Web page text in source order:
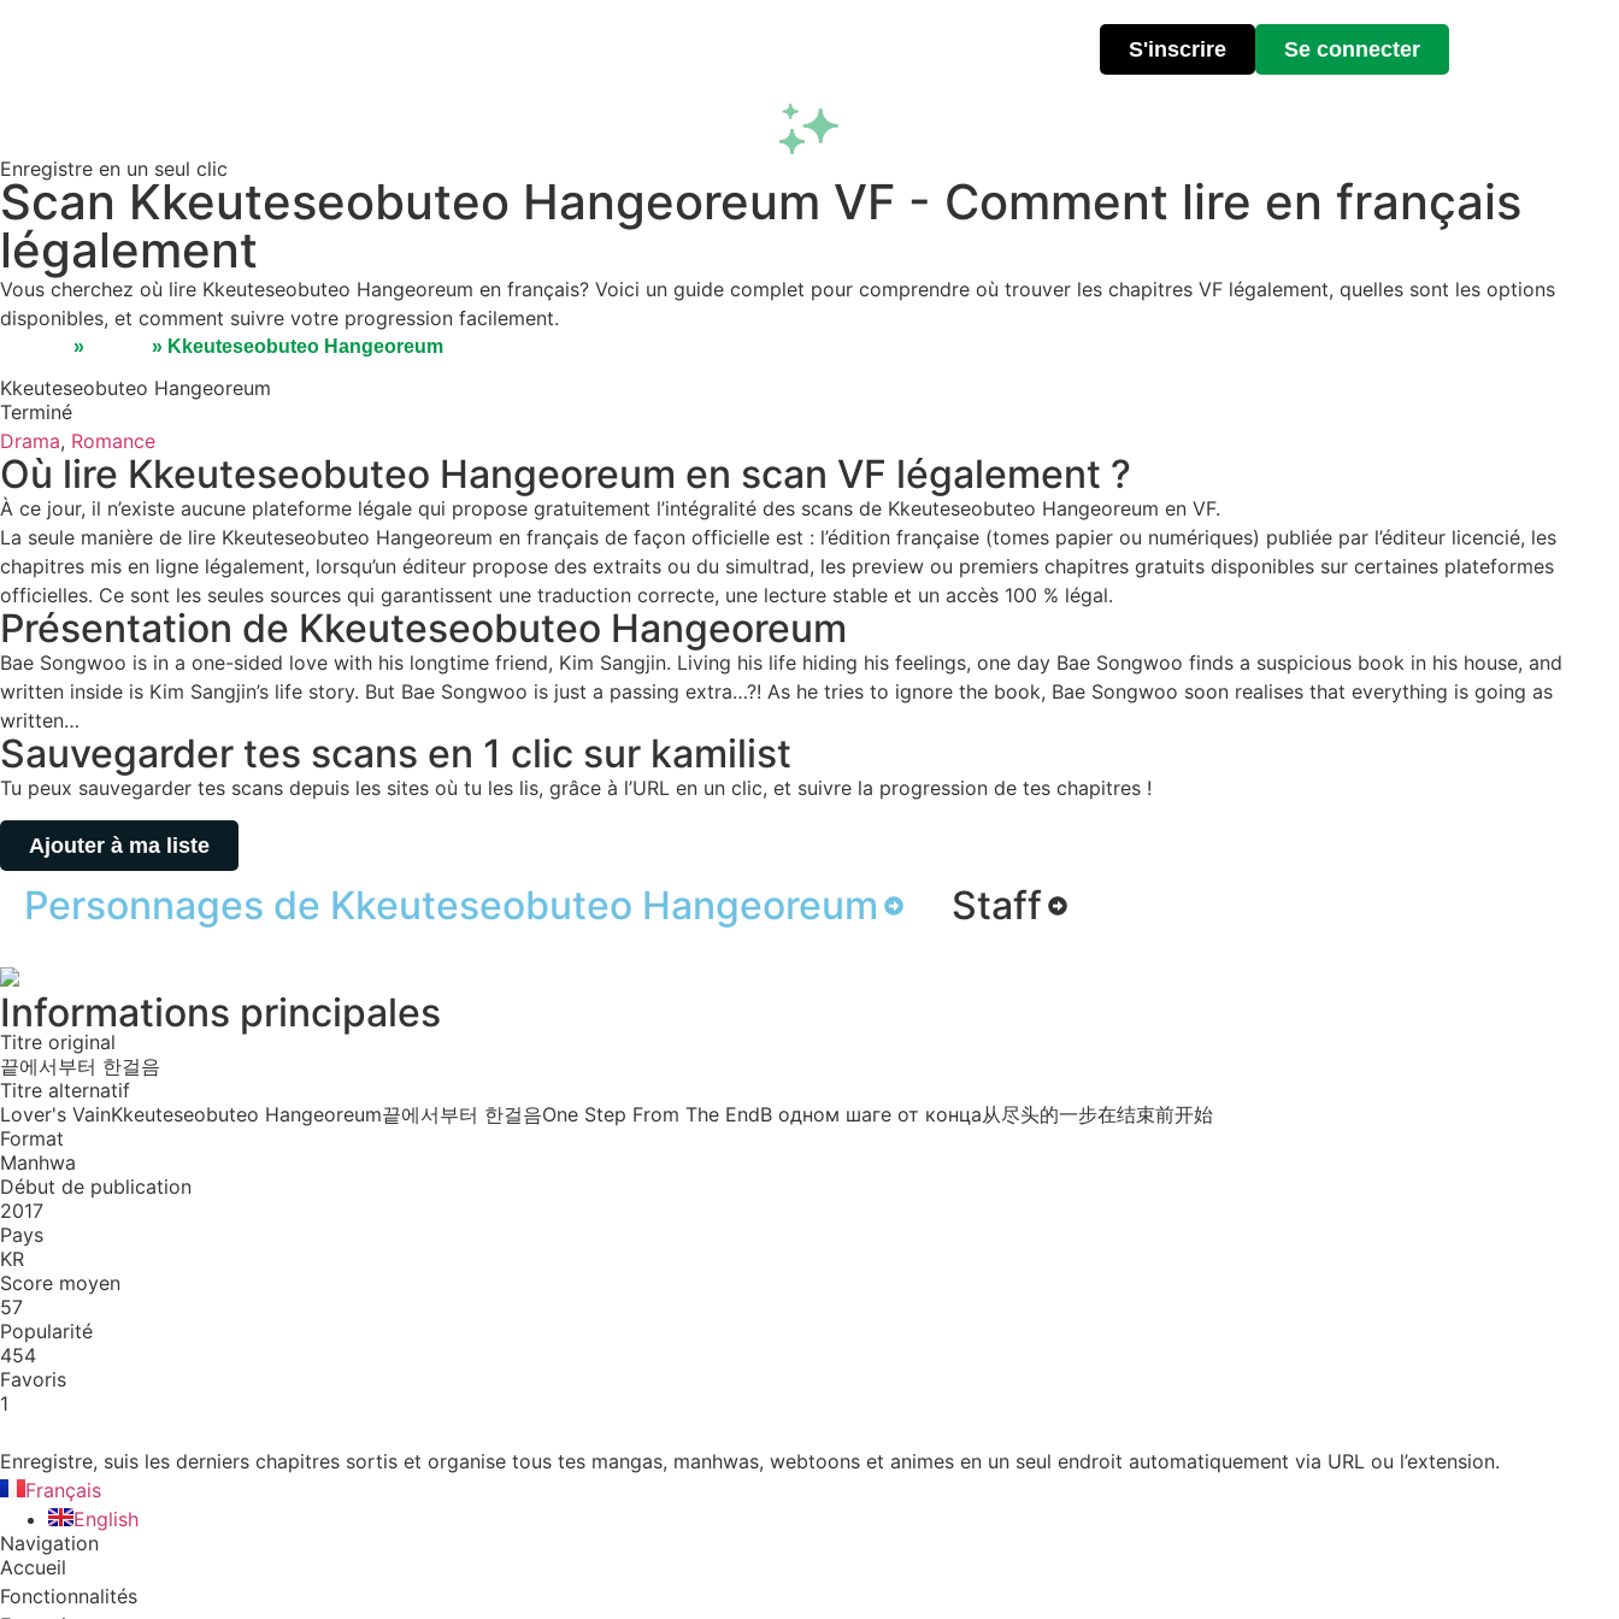
S'inscrire Se connecter
Enregistre en un seul clic
Scan Kkeuteseobuteo Hangeoreum VF - Comment lire en français
légalement
Vous cherchez où lire Kkeuteseobuteo Hangeoreum en français? Voici un guide complet pour comprendre où trouver les chapitres VF légalement, quelles sont les options
disponibles, et comment suivre votre progression facilement.
» » Kkeuteseobuteo Hangeoreum
Kkeuteseobuteo Hangeoreum
Terminé
Drama, Romance
Où lire Kkeuteseobuteo Hangeoreum en scan VF légalement ?
À ce jour, il n’existe aucune plateforme légale qui propose gratuitement l’intégralité des scans de Kkeuteseobuteo Hangeoreum en VF.
La seule manière de lire Kkeuteseobuteo Hangeoreum en français de façon officielle est : l’édition française (tomes papier ou numériques) publiée par l’éditeur licencié, les
chapitres mis en ligne légalement, lorsqu’un éditeur propose des extraits ou du simultrad, les preview ou premiers chapitres gratuits disponibles sur certaines plateformes
officielles. Ce sont les seules sources qui garantissent une traduction correcte, une lecture stable et un accès 100 % légal.
Présentation de Kkeuteseobuteo Hangeoreum
Bae Songwoo is in a one-sided love with his longtime friend, Kim Sangjin. Living his life hiding his feelings, one day Bae Songwoo finds a suspicious book in his house, and
written inside is Kim Sangjin’s life story. But Bae Songwoo is just a passing extra…?! As he tries to ignore the book, Bae Songwoo soon realises that everything is going as
written…
Sauvegarder tes scans en 1 clic sur kamilist
Tu peux sauvegarder tes scans depuis les sites où tu les lis, grâce à l’URL en un clic, et suivre la progression de tes chapitres !
Ajouter à ma liste
Personnages de Kkeuteseobuteo Hangeoreum Staff
Informations principales
Titre original
끝에서부터 한걸음
Titre alternatif
Lover's VainKkeuteseobuteo Hangeoreum끝에서부터 한걸음One Step From The EndВ одном шаге от конца从尽头的一步在结束前开始
Format
Manhwa
Début de publication
2017
Pays
KR
Score moyen
57
Popularité
454
Favoris
1
Enregistre, suis les derniers chapitres sortis et organise tous tes mangas, manhwas, webtoons et animes en un seul endroit automatiquement via URL ou l’extension.
Français
English
Navigation
Accueil
Fonctionnalités